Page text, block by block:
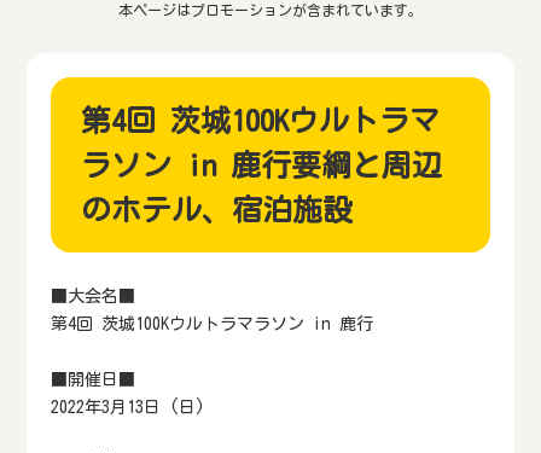
本ページはプロモーションが含まれています。
第4回 茨城100Kウルトラマ
ラソン in 鹿行要綱と周辺
のホテル、宿泊施設
■大会名■
第4回 茨城100Kウルトラマラソン in 鹿行
■開催日■
2022年3月13日 (日)